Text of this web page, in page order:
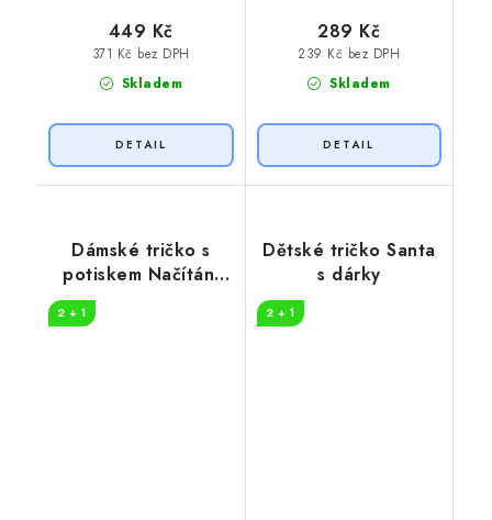
Skladem
371 Kč bez DPH
449 Kč
Skladem
239 Kč bez DPH
289 Kč
Dámské tričko s
potiskem Načítání
2 + 1
Dětské tričko Santa
s dárky
2 + 1